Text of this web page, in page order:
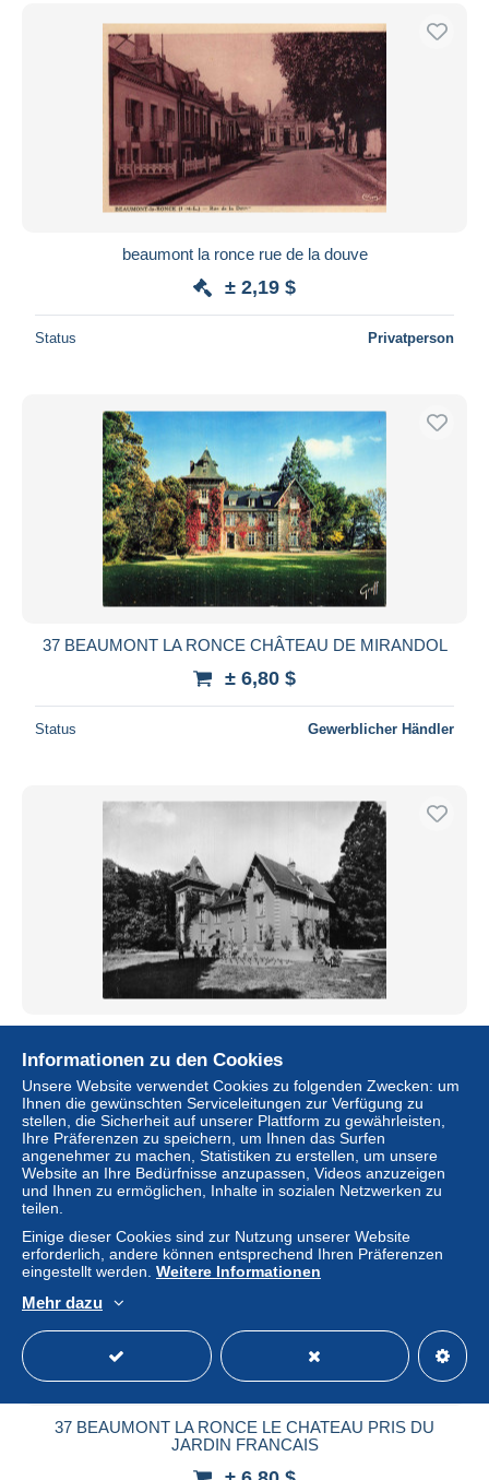
beaumont la ronce rue de la douve
± 2,19 $
Status Privatperson
37 BEAUMONT LA RONCE CHÂTEAU DE MIRANDOL
± 6,80 $
Status Gewerblicher Händler
± 6,80 $
Status Gewerblicher Händler
37 BEAUMONT LA RONCE LE CHATEAU PRIS DU
JARDIN FRANCAIS
Informationen zu den Cookies
Unsere Website verwendet Cookies zu folgenden Zwecken: um
Ihnen die gewünschten Serviceleitungen zur Verfügung zu
stellen, die Sicherheit auf unserer Plattform zu gewährleisten,
Ihre Präferenzen zu speichern, um Ihnen das Surfen
angenehmer zu machen, Statistiken zu erstellen, um unsere
Website an Ihre Bedürfnisse anzupassen, Videos anzuzeigen
und Ihnen zu ermöglichen, Inhalte in sozialen Netzwerken zu
teilen.
Einige dieser Cookies sind zur Nutzung unserer Website
erforderlich, andere können entsprechend Ihren Präferenzen
eingestellt werden. Weitere Informationen
Mehr dazu